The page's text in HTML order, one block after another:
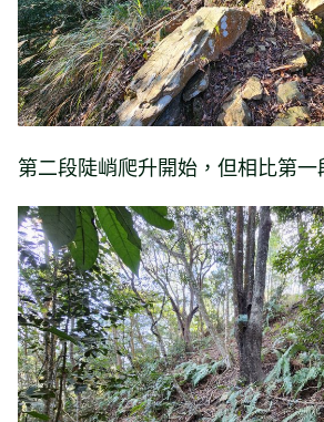
第二段陡峭爬升開始，但相比第